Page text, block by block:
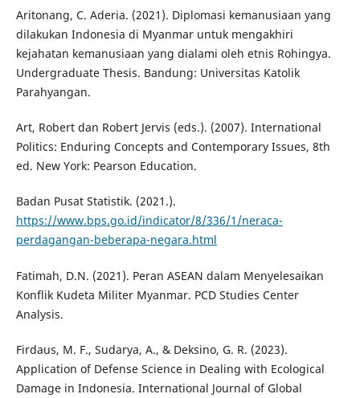
Aritonang, C. Aderia. (2021). Diplomasi kemanusiaan yang
dilakukan Indonesia di Myanmar untuk mengakhiri
kejahatan kemanusiaan yang dialami oleh etnis Rohingya.
Undergraduate Thesis. Bandung: Universitas Katolik
Parahyangan.
Art, Robert dan Robert Jervis (eds.). (2007). International
Politics: Enduring Concepts and Contemporary Issues, 8th
ed. New York: Pearson Education.
Badan Pusat Statistik. (2021.).
https://www.bps.go.id/indicator/8/336/1/neraca-
perdagangan-beberapa-negara.html
Fatimah, D.N. (2021). Peran ASEAN dalam Menyelesaikan
Konflik Kudeta Militer Myanmar. PCD Studies Center
Analysis.
Firdaus, M. F., Sudarya, A., & Deksino, G. R. (2023).
Application of Defense Science in Dealing with Ecological
Damage in Indonesia. International Journal of Global